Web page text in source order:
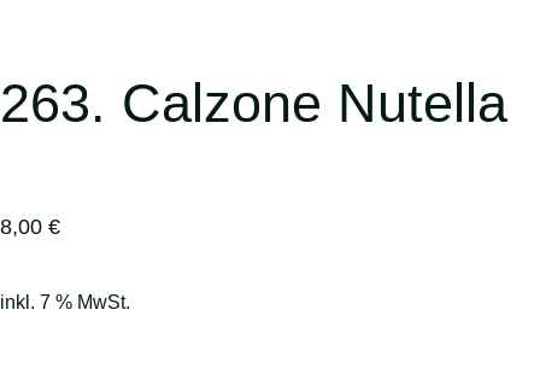
263. Calzone Nutella
8,00 €
inkl. 7 % MwSt.